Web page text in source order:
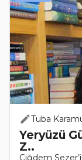
Tuba
Yeryüzü
Z..
Çiğdem